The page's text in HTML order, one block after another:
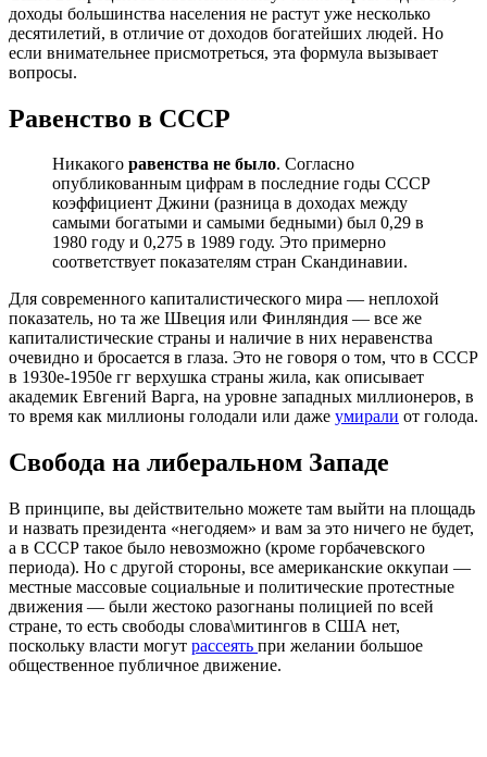
доходы большинства населения не растут уже несколько
десятилетий, в отличие от доходов богатейших людей. Но
если внимательнее присмотреться, эта формула вызывает
вопросы.
Равенство в СССР
Никакого равенства не было. Согласно
опубликованным цифрам в последние годы СССР
коэффициент Джини (разница в доходах между
самыми богатыми и самыми бедными) был 0,29 в
1980 году и 0,275 в 1989 году. Это примерно
соответствует показателям стран Скандинавии.
Для современного капиталистического мира — неплохой
показатель, но та же Швеция или Финляндия — все же
капиталистические страны и наличие в них неравенства
очевидно и бросается в глаза. Это не говоря о том, что в СССР
в 1930е-1950е гг верхушка страны жила, как описывает
академик Евгений Варга, на уровне западных миллионеров, в
то время как миллионы голодали или даже умирали от голода.
Свобода на либеральном Западе
В принципе, вы действительно можете там выйти на площадь
и назвать президента «негодяем» и вам за это ничего не будет,
а в СССР такое было невозможно (кроме горбачевского
периода). Но с другой стороны, все американские оккупаи —
местные массовые социальные и политические протестные
движения — были жестоко разогнаны полицией по всей
стране, то есть свободы слова\митингов в США нет,
поскольку власти могут рассеять при желании большое
общественное публичное движение.